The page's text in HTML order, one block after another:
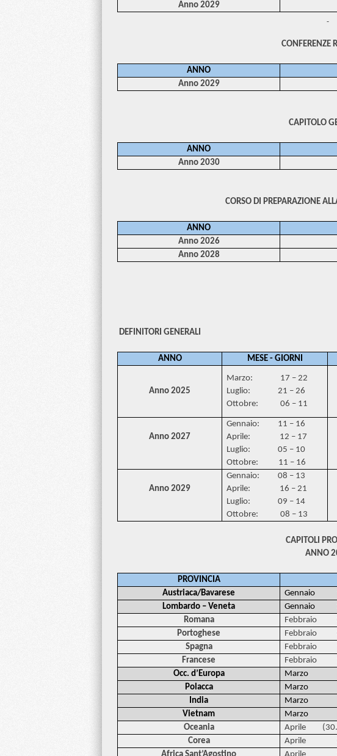
Anno 2029
CONFERENZE
ANNO
Anno 2029
CAPITOLO
ANNO
Anno 2030
CORSO DI PREPARAZIONE
ANNO
Anno 2026
Anno 2028
DEFINITORI GENERALI
ANNO MESE - GIORNI
Anno 2025
Marzo: 17 – 22
Luglio: 21 – 26
Ottobre: 06 – 11
Anno 2027
Gennaio: 11 – 16
Aprile: 12 – 17
Luglio: 05 – 10
Ottobre: 11 – 16
Anno 2029
Gennaio: 08 – 13
Aprile: 16 – 21
Luglio: 09 – 14
Ottobre: 08 – 13
CAPITOLI
ANNO
PROVINCIA
Austriaca/Bavarese
Gennaio
Lombardo – Veneta
Gennaio
Romana
Febbraio
Portoghese
Febbraio
Spagna
Febbraio
Francese
Febbraio
Occ. d’Europa
Marzo
Polacca
Marzo
India
Marzo
Vietnam
Marzo
Oceania
Aprile
Corea
Aprile